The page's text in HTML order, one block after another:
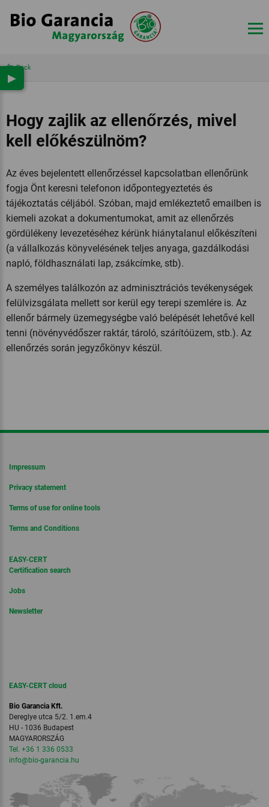
Back
Hogy zajlik az ellenőrzés, mivel
kell előkészülnöm?
Az éves bejelentett ellenőrzéssel kapcsolatban ellenőrünk
fogja Önt keresni telefonon időpontegyeztetés és
tájékoztatás céljából. Szóban, majd emlékeztető emailben is
kiemeli azokat a dokumentumokat, amit az ellenőrzés
gördülékeny levezetéséhez kérünk hiánytalanul előkészíteni
(a vállalkozás könyvelésének teljes anyaga, gazdálkodási
napló, földhasználati lap, zsákcímke, stb).
A személyes találkozón az adminisztrációs tevékenységek
felülvizsgálata mellett sor kerül egy terepi szemlére is. Az
ellenőr bármely üzemegységbe való belépését lehetővé kell
tenni (növényvédőszer raktár, tároló, szárítóüzem, stb.). Az
ellenőrzés során jegyzőkönyv készül.
Impressum
Privacy statement
Terms of use for online tools
Terms and Conditions
EASY-CERT
Certification search
Jobs
Newsletter
EASY-CERT cloud
Bio Garancia Kft.
Dereglye utca 5/2. 1.em.4
HU - 1036 Budapest
MAGYARORSZÁG
Tel. +36 1 336 0533
info@bio-garancia.hu
▶